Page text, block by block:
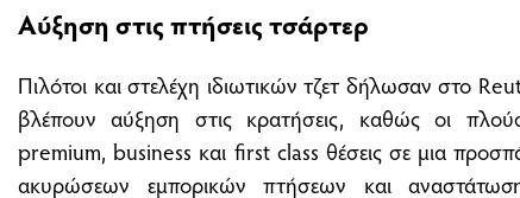
Αύξηση στις πτήσεις τσάρτερ
Πιλότοι και στελέχη ιδιωτικών τζετ δήλωσαν στο
βλέπουν αύξηση στις κρατήσεις, καθώς οι
premium, business και first class θέσεις σε μια
ακυρώσεων εμπορικών πτήσεων και